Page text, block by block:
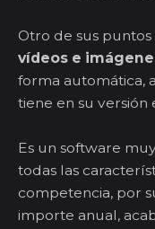
Otro de sus
vídeos e
forma automática,
tiene en su versión
Es un software
todas las
competencia, por
importe anual,